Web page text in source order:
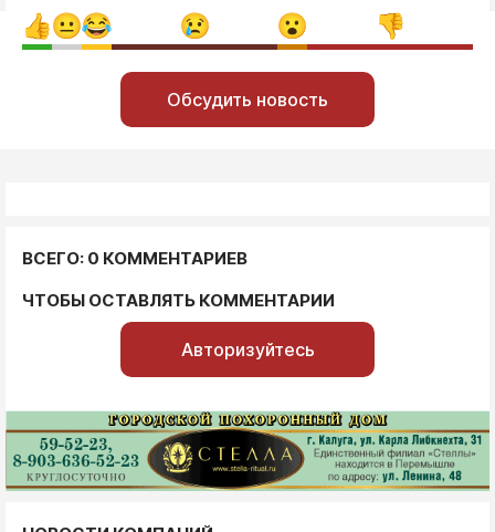
Обсудить новость
ВСЕГО: 0 КОММЕНТАРИЕВ
ЧТОБЫ ОСТАВЛЯТЬ КОММЕНТАРИИ
Авторизуйтесь